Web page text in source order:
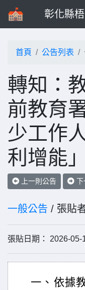
彰化縣
首頁 公告列表
轉知：
前教育
少工作
利增能
上一則公告 下
一般公告 / 張貼
張貼日期： 2026-
一、 依據